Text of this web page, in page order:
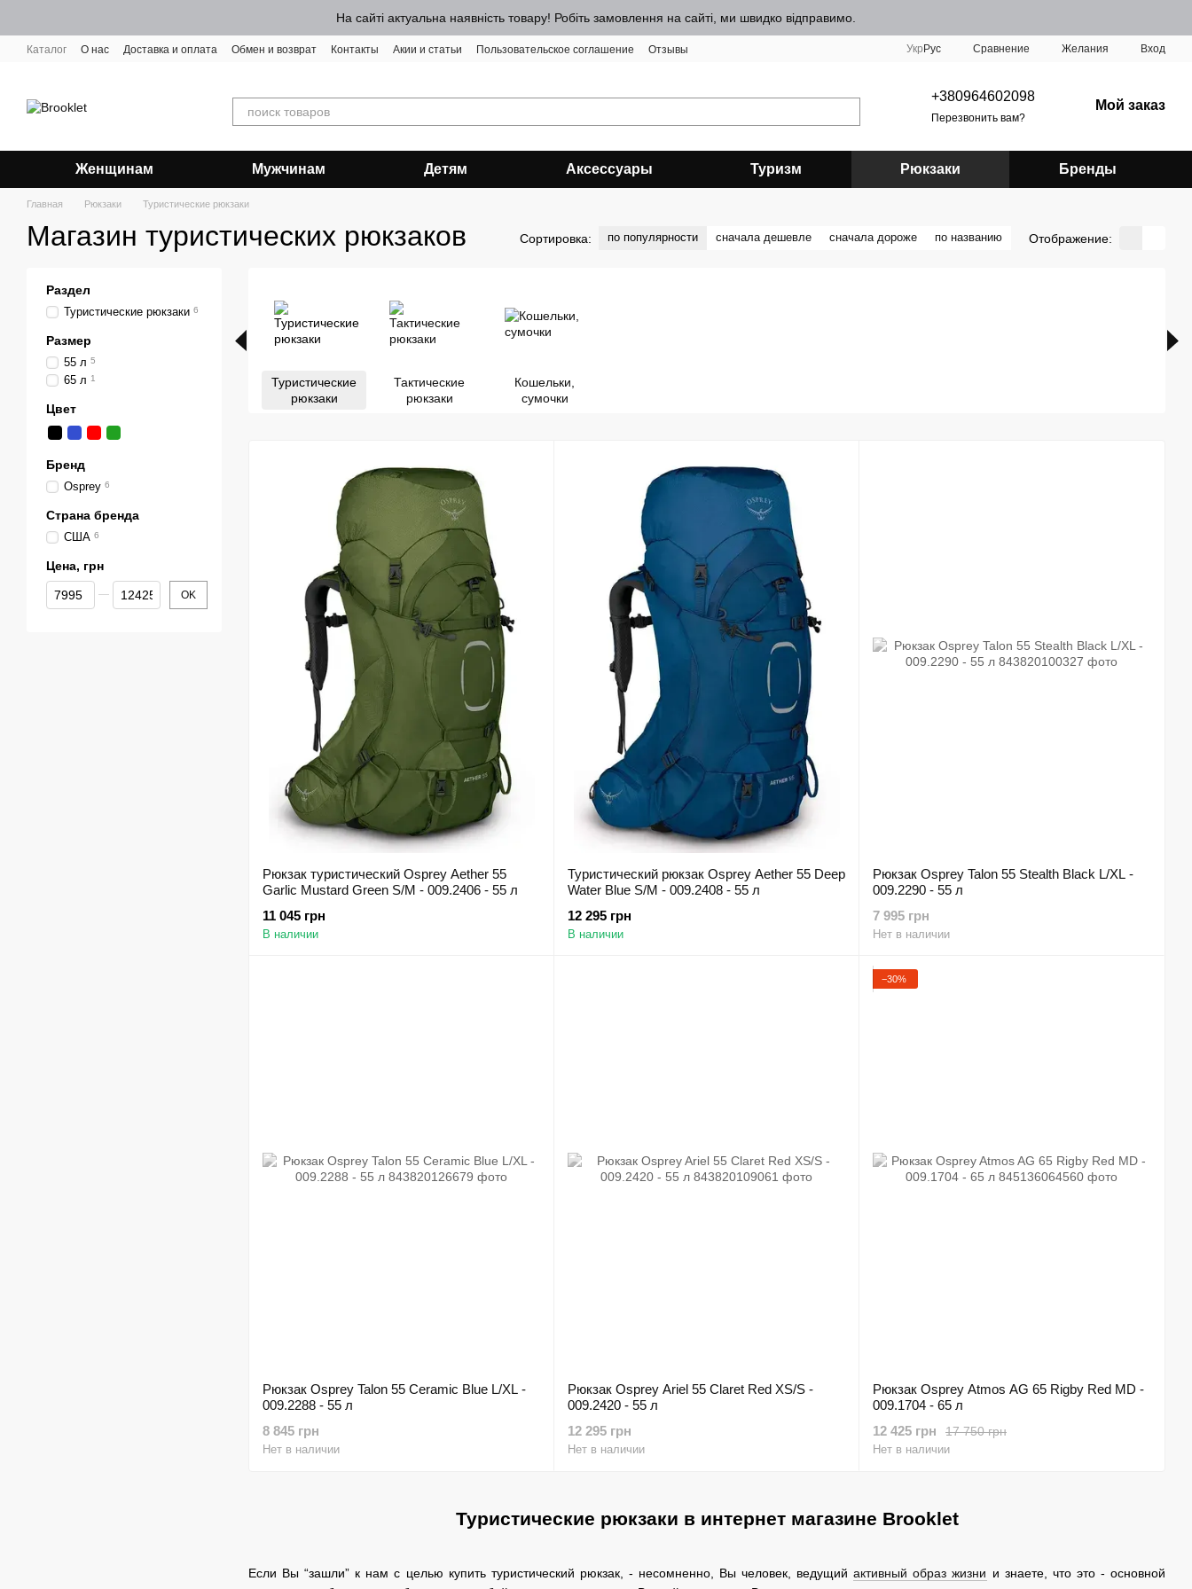
На сайті актуальна наявність товару! Робіть замовлення на сайті, ми швидко відправимо.
Каталог О нас Доставка и оплата Обмен и возврат Контакты Акии и статьи Пользовательское соглашение Отзывы Укр Рус Сравнение Желания Вход
+380964602098
Перезвонить вам?
Мой заказ
Женщинам Мужчинам Детям Аксессуары Туризм Рюкзаки Бренды
Главная Рюкзаки Туристические рюкзаки
Магазин туристических рюкзаков Сортировка: по популярности сначала дешевле сначала дороже по названию Отображение:
Туристические
рюкзаки
Тактические
рюкзаки
Кошельки,
сумочки
Туристические рюкзаки в интернет магазине Brooklet
Если Вы “зашли” к нам с целью купить туристический рюкзак, - несомненно, Вы человек, ведущийактивный образ жизни и знаете, что это - основной
Рюкзак туристический Osprey Aether 55
Garlic Mustard Green S/M - 009.2406 - 55 л
11 045 грн
В наличии
Туристический рюкзак Osprey Aether 55 Deep
Water Blue S/M - 009.2408 - 55 л
12 295 грн
В наличии
Рюкзак Osprey Talon 55 Stealth Black L/XL -
009.2290 - 55 л
7 995 грн
Нет в наличии
Рюкзак Osprey Talon 55 Ceramic Blue L/XL -
009.2288 - 55 л
8 845 грн
Нет в наличии
Рюкзак Osprey Ariel 55 Claret Red XS/S -
009.2420 - 55 л
12 295 грн
Нет в наличии
−30%
Рюкзак Osprey Atmos AG 65 Rigby Red MD -
009.1704 - 65 л
17 750 грн
12 425 грн
Нет в наличии
Раздел
Туристические рюкзаки 6
Размер
55 л 5
65 л 1
Цвет
Бренд
Osprey 6
Страна бренда
США 6
Цена, грн
От Цена, грн
До Цена, грн OK